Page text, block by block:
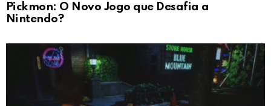
Pickmon: O Novo Jogo que Desafia a
Nintendo?